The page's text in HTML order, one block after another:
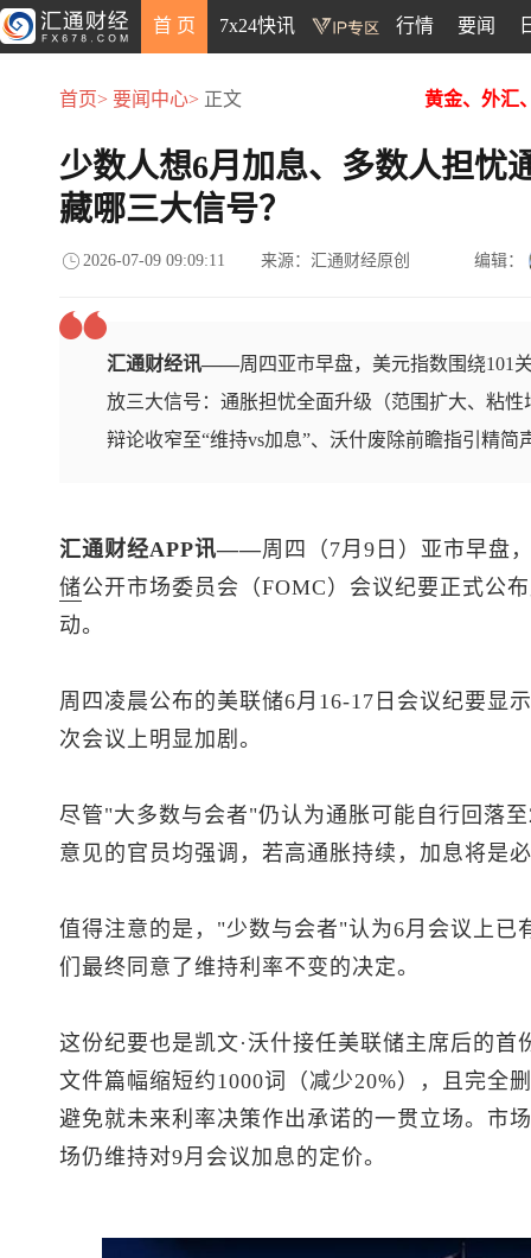
首 页 7x24快讯 行情 要闻
首页> 要闻中心> 正文 黄金、外汇
少数人想6月加息、多数人担
藏哪三大信号？
2026-07-09 09:09:11 来源：汇通财经原创 编辑：
汇通财经讯——周四亚市早盘，美元指数围绕101
放三大信号：通胀担忧全面升级（范围扩大、粘
辩论收窄至“维持vs加息”、沃什废除前瞻指引精简
汇通财经APP讯——周四（7月9日）亚市早盘
储公开市场委员会（FOMC）会议纪要正式公
动。
周四凌晨公布的美联储6月16-17日会议纪要显
次会议上明显加剧。
尽管"大多数与会者"仍认为通胀可能自行回落
意见的官员均强调，若高通胀持续，加息将是
值得注意的是，"少数与会者"认为6月会议上已
们最终同意了维持利率不变的决定。
这份纪要也是凯文·沃什接任美联储主席后的
文件篇幅缩短约1000词（减少20%），且完
避免就未来利率决策作出承诺的一贯立场。市
场仍维持对9月会议加息的定价。